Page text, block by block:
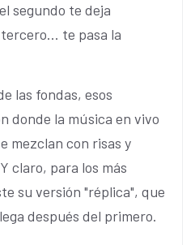
segundo te deja
te pasa la
las fondas, esos
donde la música en vivo
mezclan con risas y
claro, para los más
su versión "réplica", que
después del primero.